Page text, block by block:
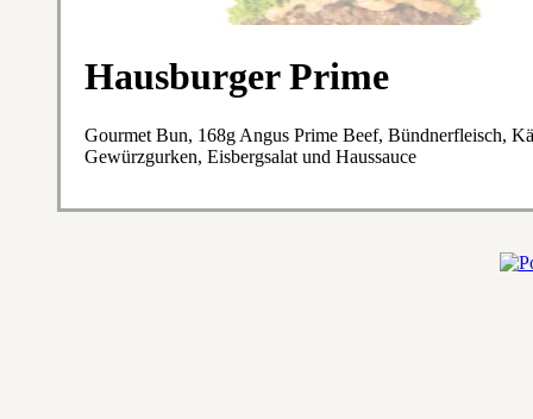
Hausburger Prime
Gourmet Bun, 168g Angus Prime Beef, Bündnerfleisch,
Gewürzgurken, Eisbergsalat und Haussauce